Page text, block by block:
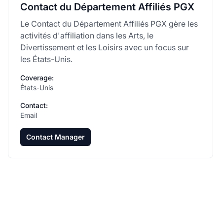
Contact du Département Affiliés PGX
Le Contact du Département Affiliés PGX gère les
activités d'affiliation dans les Arts, le
Divertissement et les Loisirs avec un focus sur
les États-Unis.
Coverage:
États-Unis
Contact:
Email
Contact Manager